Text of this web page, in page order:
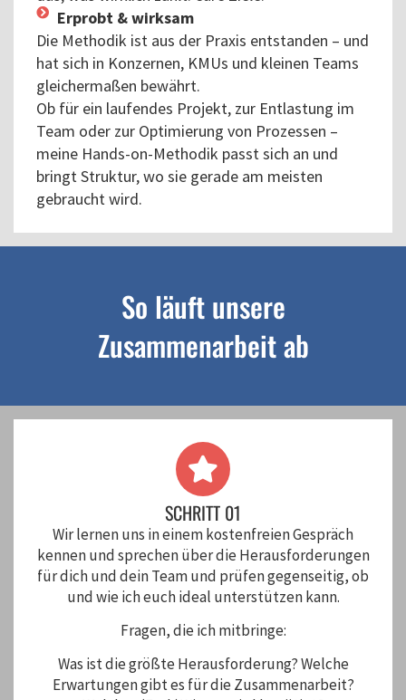
Erprobt & wirksam
Die Methodik ist aus der Praxis entstanden – und
hat sich in Konzernen, KMUs und kleinen Teams
gleichermaßen bewährt.
Ob für ein laufendes Projekt, zur Entlastung im
Team oder zur Optimierung von Prozessen –
meine Hands-on-Methodik passt sich an und
bringt Struktur, wo sie gerade am meisten
gebraucht wird.
So läuft unsere
Zusammenarbeit ab
SCHRITT 01
Wir lernen uns in einem kostenfreien Gespräch
kennen und sprechen über die Herausforderungen
für dich und dein Team und prüfen gegenseitig, ob
und wie ich euch ideal unterstützen kann.
Fragen, die ich mitbringe:
Was ist die größte Herausforderung? Welche
Erwartungen gibt es für die Zusammenarbeit?